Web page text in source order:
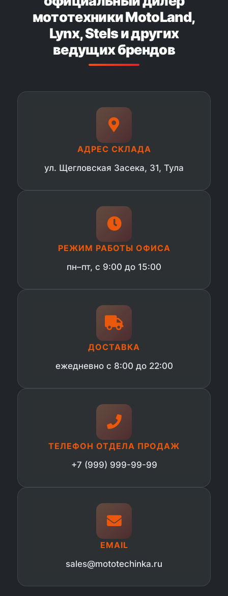
мототехники MotoLand,
Lynx, Stels и других
ведущих брендов
АДРЕС СКЛАДА
ул. Щегловская Засека, 31, Тула
РЕЖИМ РАБОТЫ ОФИСА
пн–пт, с 9:00 до 15:00
ДОСТАВКА
ежедневно с 8:00 до 22:00
ТЕЛЕФОН ОТДЕЛА ПРОДАЖ
+7 (999) 999-99-99
EMAIL
sales@mototechinka.ru